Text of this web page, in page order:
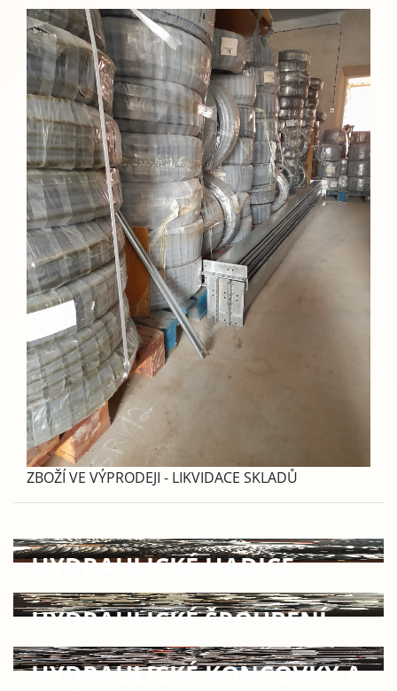
ZBOŽÍ VE VÝPRODEJI - LIKVIDACE SKLADŮ
HYDRAULICKÉ HADICE
HYDRAULICKÉ ŠROUBENÍ
HYDRAULICKÉ KONCOVKY A